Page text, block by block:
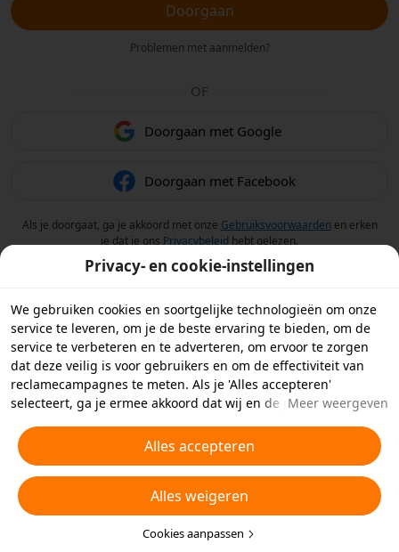
Doorgaan
Problemen met aanmelden?
OF
Doorgaan met Google
Doorgaan met Facebook
Als je doorgaat, ga je akkoord met onze Gebruiksvoorwaarden en erken
je dat je ons Privacybeleid hebt gelezen.
Privacy- en cookie-instellingen
We gebruiken cookies en soortgelijke technologieën om onze
service te leveren, om je de beste ervaring te bieden, om de
service te verbeteren en te adverteren, om ervoor te zorgen
dat deze veilig is voor gebruikers en om de effectiviteit van
reclamecampagnes te meten. Als je 'Alles accepteren'
selecteert, ga je ermee akkoord dat wij en de partners
technologieën op je apparaat opslaan voor
reclamedoeleinden. Je kunt ook kiezen welke typen cookies je
wilt toestaan of afwijzen door hieronder of in je
privacyinstellingen op 'Cookies aanpassen' te klikken.
Raadpleeg voor meer informatie onsBeleid inzake cookies en
soortgelijke technologieën.
Meer weergeven
Alles accepteren
Alles weigeren
Cookies aanpassen